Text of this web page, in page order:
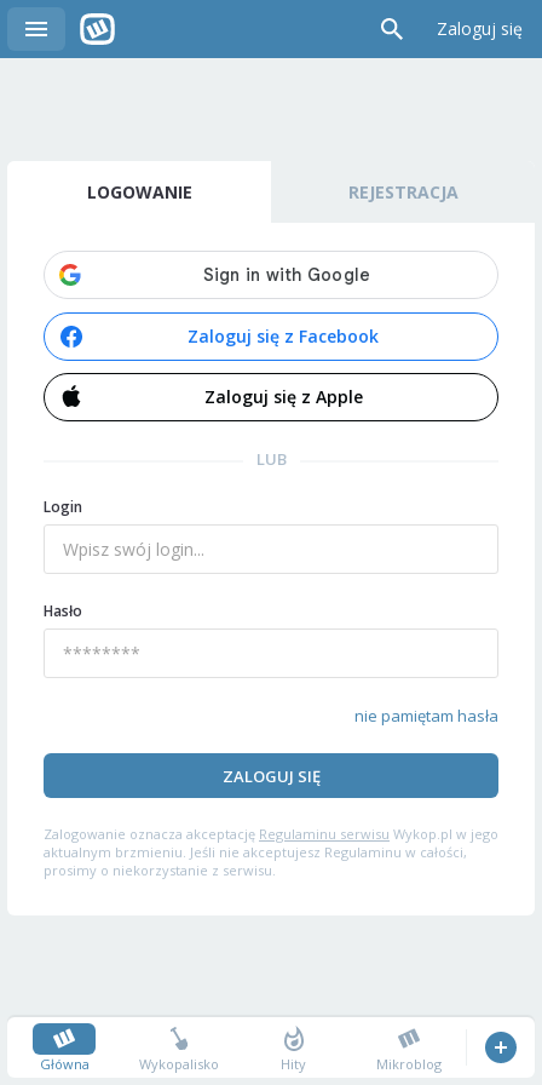
Zaloguj się
LOGOWANIE REJESTRACJA
Zaloguj się z Facebook
Zaloguj się z Apple
LUB
Login
Hasło
nie pamiętam hasła
ZALOGUJ SIĘ
Zalogowanie oznacza akceptację Regulaminu serwisu Wykop.pl w jego
aktualnym brzmieniu. Jeśli nie akceptujesz Regulaminu w całości,
prosimy o niekorzystanie z serwisu.
Główna Wykopalisko Hity Mikroblog